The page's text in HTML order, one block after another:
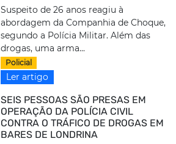
Suspeito de 26 anos reagiu à
abordagem da Companhia de Choque,
segundo a Polícia Militar. Além das
drogas, uma arma...
Policial
Ler artigo
SEIS PESSOAS SÃO PRESAS EM
OPERAÇÃO DA POLÍCIA CIVIL
CONTRA O TRÁFICO DE DROGAS EM
BARES DE LONDRINA